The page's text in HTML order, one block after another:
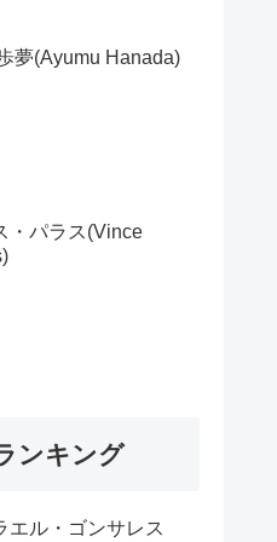
夢(Ayumu Hanada)
・パラス(Vince
ンキング
エル・ゴンサレス